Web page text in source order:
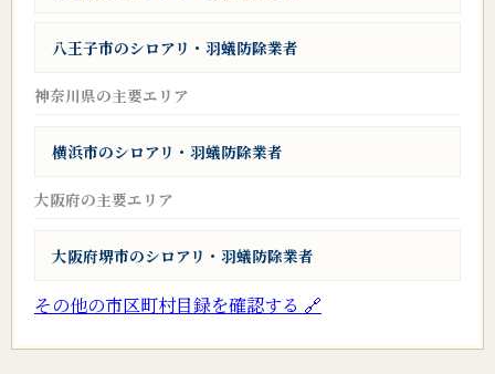
八王子市のシロアリ・羽蟻防除業者
神奈川県の主要エリア
横浜市のシロアリ・羽蟻防除業者
大阪府の主要エリア
大阪府堺市のシロアリ・羽蟻防除業者
その他の市区町村目録を確認する 🔗